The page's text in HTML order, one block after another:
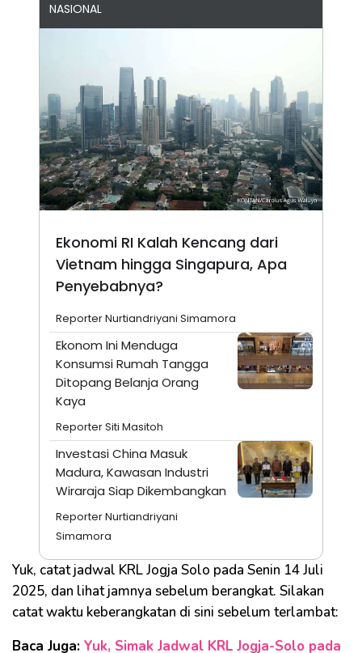
NASIONAL
Ekonomi RI Kalah Kencang dari
Vietnam hingga Singapura, Apa
Penyebabnya?
Reporter Nurtiandriyani Simamora
Ekonom Ini Menduga
Konsumsi Rumah Tangga
Ditopang Belanja Orang
Kaya
Reporter Siti Masitoh
Investasi China Masuk
Madura, Kawasan Industri
Wiraraja Siap Dikembangkan
Reporter Nurtiandriyani
Simamora
Yuk, catat jadwal KRL Jogja Solo pada Senin 14 Juli
2025, dan lihat jamnya sebelum berangkat. Silakan
catat waktu keberangkatan di sini sebelum terlambat:
Baca Juga: Yuk, Simak Jadwal KRL Jogja-Solo pada